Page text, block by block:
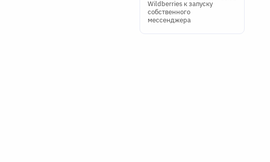
Wildberries к запуску
собственного
мессенджера